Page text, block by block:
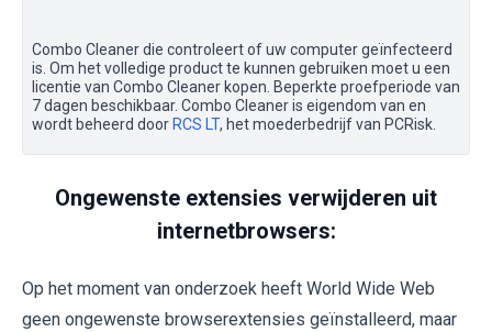
Combo Cleaner die controleert of uw computer geïnfecteerd
is. Om het volledige product te kunnen gebruiken moet u een
licentie van Combo Cleaner kopen. Beperkte proefperiode van
7 dagen beschikbaar. Combo Cleaner is eigendom van en
wordt beheerd door RCS LT, het moederbedrijf van PCRisk.
Ongewenste extensies verwijderen uit
internetbrowsers:
Op het moment van onderzoek heeft World Wide Web
geen ongewenste browserextensies geïnstalleerd, maar